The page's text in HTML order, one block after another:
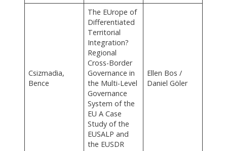
Csizmadia,
Bence
The EUrope of
Differentiated
Territorial
Integration?
Regional
Cross-Border
Governance in
the Multi-Level
Governance
System of the
EU A Case
Study of the
EUSALP and
the EUSDR
Ellen Bos /
Daniel Göler